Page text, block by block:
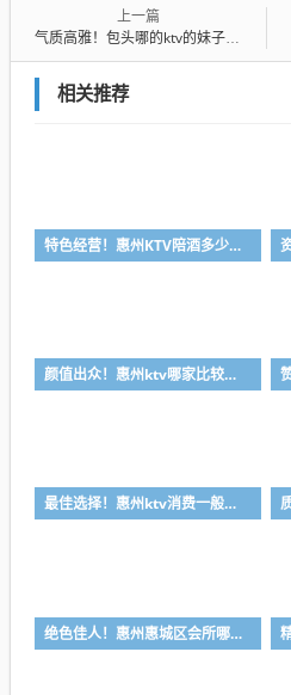
上一篇
气质高雅！包头哪的ktv的妹子最漂亮-首选金巷娱乐ktv会所消费行情推荐
相关推荐
特色经营！惠州KTV陪酒多少钱-首选凯丽华酒店KTV会所消费行情推荐
颜值出众！惠州ktv哪家比较好-首选金叶酒店ktv会所消费行情推荐
最佳选择！惠州ktv消费一般多少钱-首选金朗娱乐ktv会所消费行情推荐
绝色佳人！惠州惠城区会所哪家好-首选皇家公馆ktv会所消费行情推荐